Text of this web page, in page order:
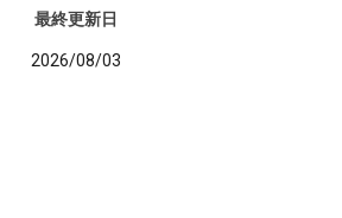
最終更新日
2026/08/03